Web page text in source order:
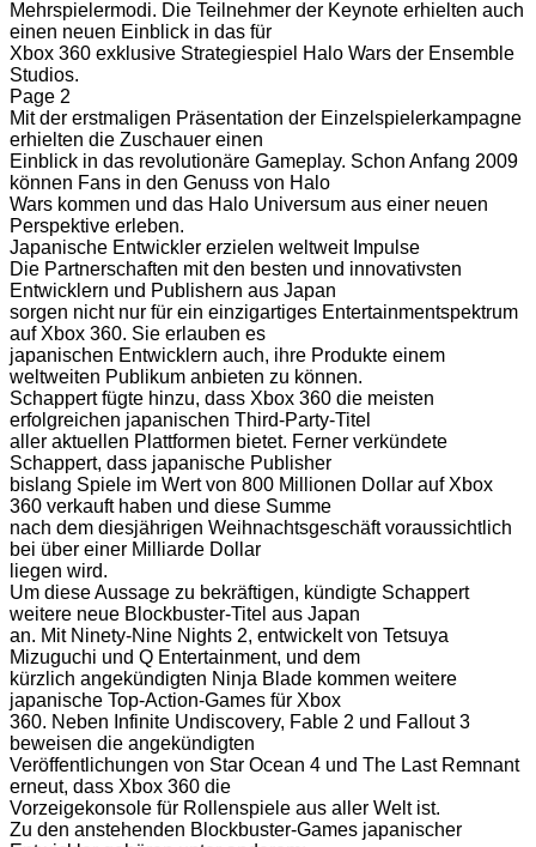
Mehrspielermodi. Die Teilnehmer der Keynote erhielten auch
einen neuen Einblick in das für
Xbox 360 exklusive Strategiespiel Halo Wars der Ensemble
Studios.
Page 2
Mit der erstmaligen Präsentation der Einzelspielerkampagne
erhielten die Zuschauer einen
Einblick in das revolutionäre Gameplay. Schon Anfang 2009
können Fans in den Genuss von Halo
Wars kommen und das Halo Universum aus einer neuen
Perspektive erleben.
Japanische Entwickler erzielen weltweit Impulse
Die Partnerschaften mit den besten und innovativsten
Entwicklern und Publishern aus Japan
sorgen nicht nur für ein einzigartiges Entertainmentspektrum
auf Xbox 360. Sie erlauben es
japanischen Entwicklern auch, ihre Produkte einem
weltweiten Publikum anbieten zu können.
Schappert fügte hinzu, dass Xbox 360 die meisten
erfolgreichen japanischen Third-Party-Titel
aller aktuellen Plattformen bietet. Ferner verkündete
Schappert, dass japanische Publisher
bislang Spiele im Wert von 800 Millionen Dollar auf Xbox
360 verkauft haben und diese Summe
nach dem diesjährigen Weihnachtsgeschäft voraussichtlich
bei über einer Milliarde Dollar
liegen wird.
Um diese Aussage zu bekräftigen, kündigte Schappert
weitere neue Blockbuster-Titel aus Japan
an. Mit Ninety-Nine Nights 2, entwickelt von Tetsuya
Mizuguchi und Q Entertainment, und dem
kürzlich angekündigten Ninja Blade kommen weitere
japanische Top-Action-Games für Xbox
360. Neben Infinite Undiscovery, Fable 2 und Fallout 3
beweisen die angekündigten
Veröffentlichungen von Star Ocean 4 und The Last Remnant
erneut, dass Xbox 360 die
Vorzeigekonsole für Rollenspiele aus aller Welt ist.
Zu den anstehenden Blockbuster-Games japanischer